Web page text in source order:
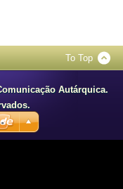
To Top
Autárquica.